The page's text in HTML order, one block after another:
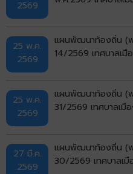
2569
25 พ.ค.
2569
แผนพัฒนาท้องถิ่น (
14/2569 เทศบาลเมื
25 พ.ค.
2569
แผนพัฒนาท้องถิ่น (
31/2569 เทศบาลเมื
27 มี.ค.
2569
แผนพัฒนาท้องถิ่น (
30/2569 เทศบาลเมื